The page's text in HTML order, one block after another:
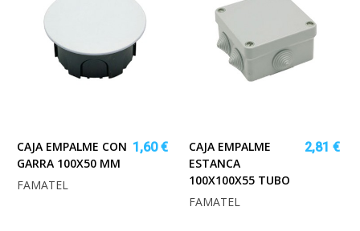
CAJA EMPALME CON
GARRA 100X50 MM
1,60 €
FAMATEL
CAJA EMPALME
ESTANCA
100X100X55 TUBO
2,81 €
FAMATEL